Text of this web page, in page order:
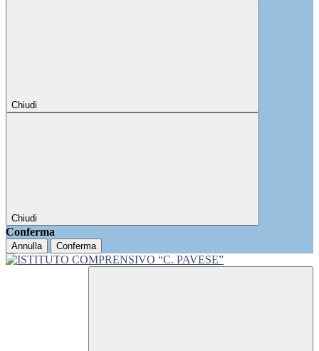
Chiudi
Chiudi
Conferma
Annulla Conferma